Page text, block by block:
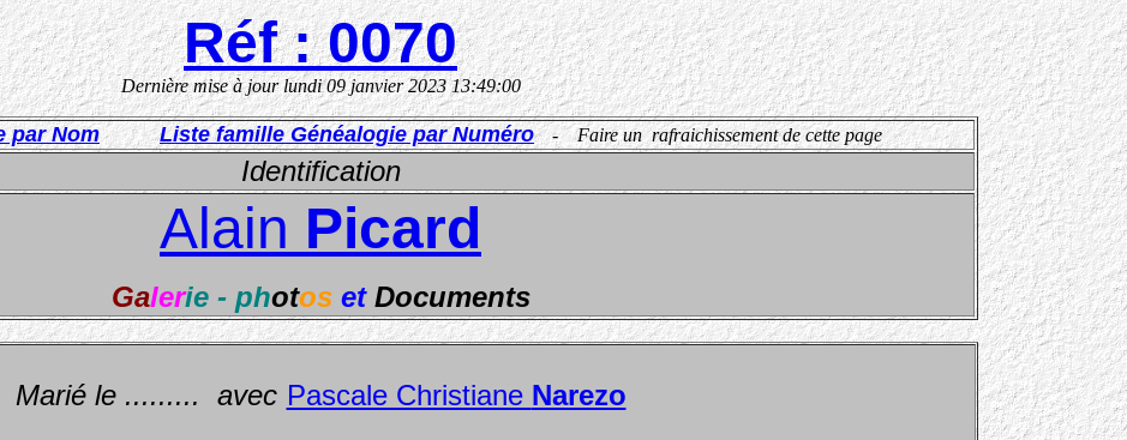
Réf : 0070
Dernière mise à jourlundi 09 janvier 2023 13:49:00
par Nom Liste famille Généalogie par Numéro - Faire un rafraichissement de cette page
Identification
Alain Picard
Galerie - photoset Documents
Marié le ......... avec Pascale Christiane Narezo